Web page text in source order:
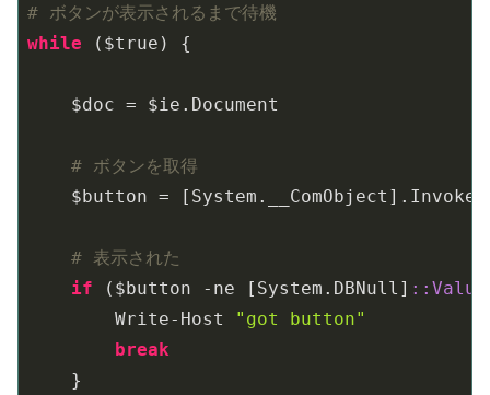
# ボタンが表示されるまで待機
while ($true) {
    $doc = $ie.Document
# ボタンを取得
$button =
# 表示された
if ($button -ne [System.DBNull] : :Value
        Write-Host
"got button"
break
    }